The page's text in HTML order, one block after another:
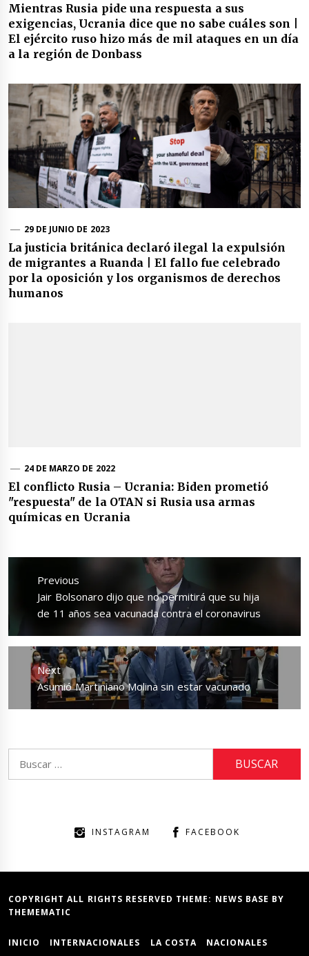
Mientras Rusia pide una respuesta a sus
exigencias, Ucrania dice que no sabe cuáles son |
El ejército ruso hizo más de mil ataques en un día
a la región de Donbass
29 DE JUNIO DE 2023
La justicia británica declaró ilegal la expulsión
de migrantes a Ruanda | El fallo fue celebrado
por la oposición y los organismos de derechos
humanos
24 DE MARZO DE 2022
El conflicto Rusia – Ucrania: Biden prometió
"respuesta" de la OTAN si Rusia usa armas
químicas en Ucrania
Navegación
entradas
Previous
Previous
post:
Jair Bolsonaro dijo que no permitirá que su hija
de 11 años sea vacunada contra el coronavirus
Next
Next
post:
Asumió Martiniano Molina sin estar vacunado
INSTAGRAM FACEBOOK
COPYRIGHT ALL RIGHTS RESERVED THEME: NEWS BASE BY
THEMEMATIC
INICIO INTERNACIONALES LA COSTA
NACIONALES